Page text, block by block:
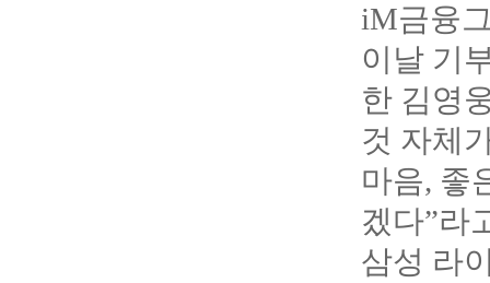
iM금융
이날 기
한 김영
것 자체
마음, 좋
겠다”라
삼성 라